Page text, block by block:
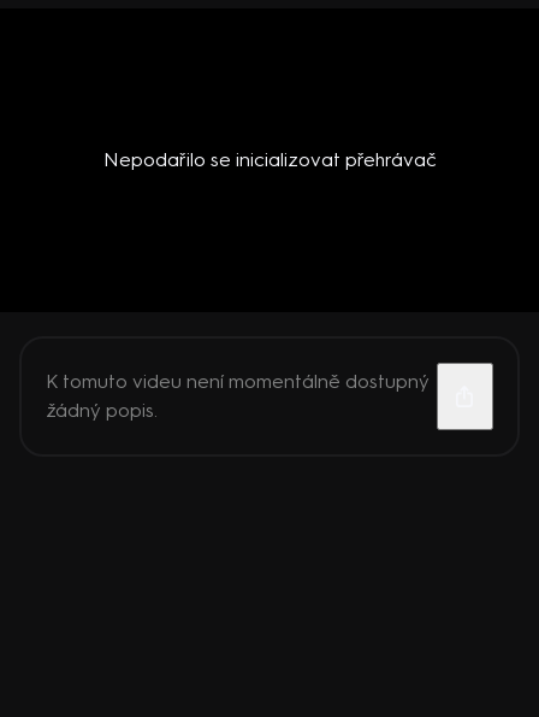
Nepodařilo se inicializovat přehrávač
K tomuto videu není momentálně dostupný
žádný popis.